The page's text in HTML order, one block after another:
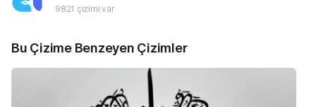
9821 çizimi var
Bu Çizime Benzeyen Çizimler